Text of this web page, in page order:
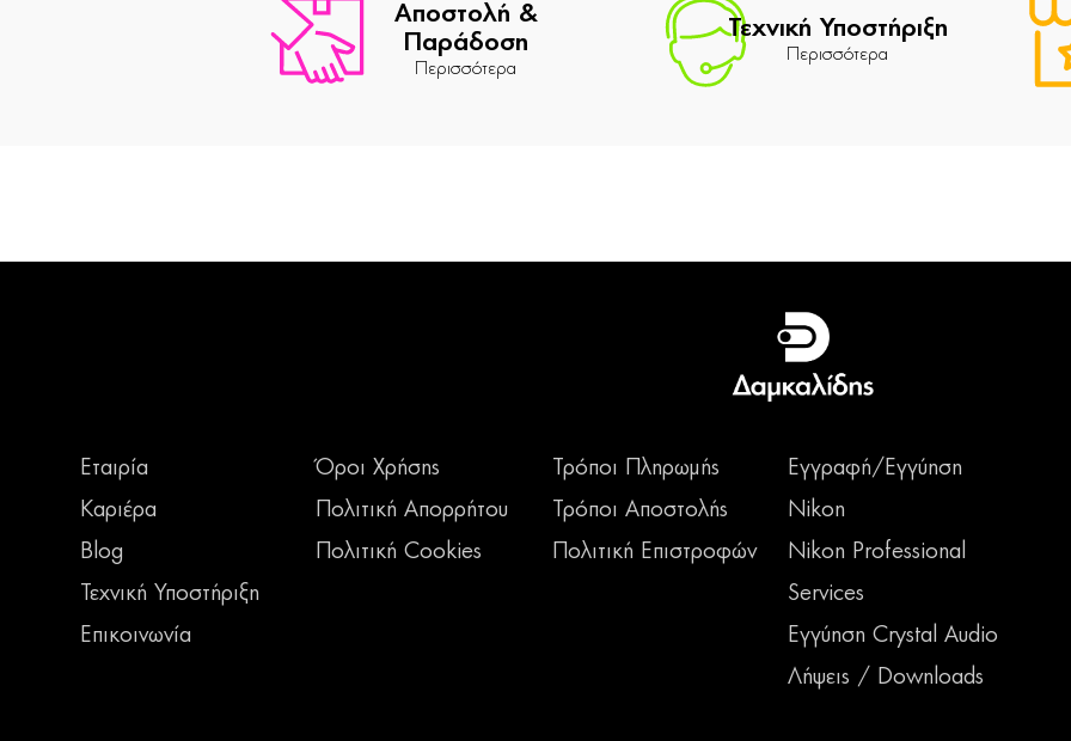
Αποστολή &
Παράδοση
Περισσότερα
Τεχνική Υποστήριξη
Περισσότερα
Εταιρία
Καριέρα
Blog
Τεχνική Υποστήριξη
Επικοινωνία
Όροι Χρήσης
Πολιτική Απορρήτου
Πολιτική Cookies
Τρόποι Πληρωμής
Τρόποι Αποστολής
Πολιτική Επιστροφών
Εγγραφή/Εγγύηση
Nikon
Nikon Professional
Services
Εγγύηση Crystal Audio
Λήψεις / Downloads